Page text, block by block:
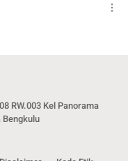
RW.003 Kel Panorama
Bengkulu